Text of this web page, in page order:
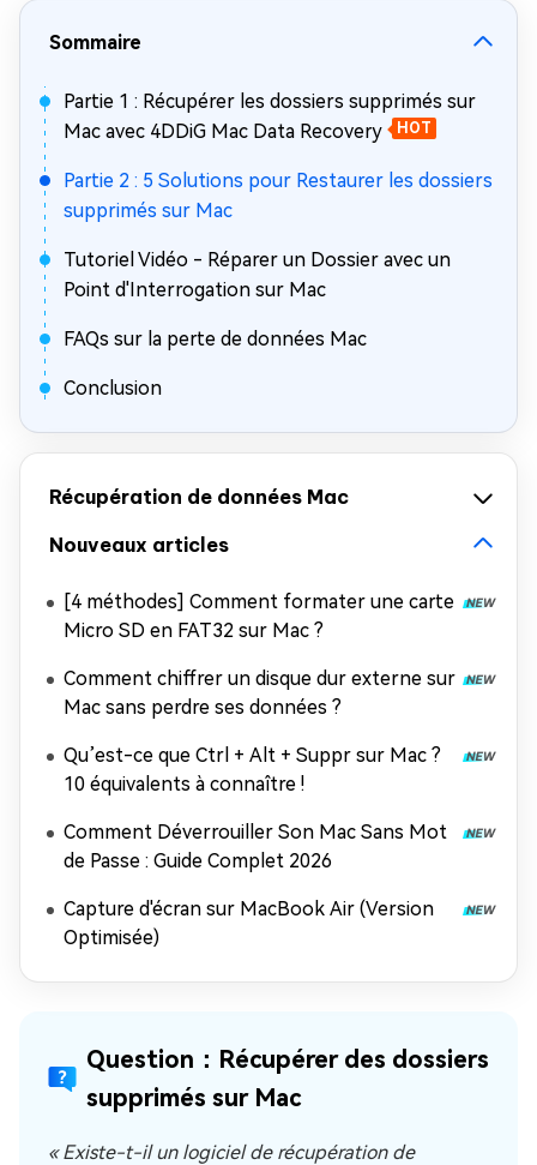
Sommaire
Partie 1 : Récupérer les dossiers supprimés sur
Mac avec 4DDiG Mac Data Recovery
HOT
Partie 2 : 5 Solutions pour Restaurer les dossiers
supprimés sur Mac
Tutoriel Vidéo - Réparer un Dossier avec un
Point d'Interrogation sur Mac
FAQs sur la perte de données Mac
Conclusion
Récupération de données Mac
Nouveaux articles
[4 méthodes] Comment formater une carte
Micro SD en FAT32 sur Mac ?
Comment chiffrer un disque dur externe sur
Mac sans perdre ses données ?
Qu’est-ce que Ctrl + Alt + Suppr sur Mac ?
10 équivalents à connaître !
Comment Déverrouiller Son Mac Sans Mot
de Passe : Guide Complet 2026
Capture d'écran sur MacBook Air (Version
Optimisée)
Question：Récupérer des dossiers
supprimés sur Mac
« Existe-t-il un logiciel de récupération de